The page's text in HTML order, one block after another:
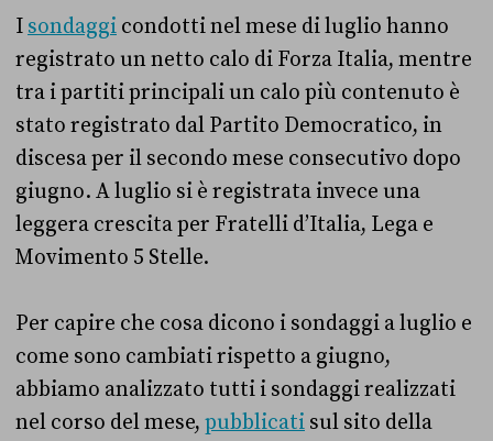
I sondaggi condotti nel mese di luglio hanno
registrato un netto calo di Forza Italia, mentre
tra i partiti principali un calo più contenuto è
stato registrato dal Partito Democratico, in
discesa per il secondo mese consecutivo dopo
giugno. A luglio si è registrata invece una
leggera crescita per Fratelli d’Italia, Lega e
Movimento 5 Stelle.
Per capire che cosa dicono i sondaggi a luglio e
come sono cambiati rispetto a giugno,
abbiamo analizzato tutti i sondaggi realizzati
nel corso del mese, pubblicati sul sito della